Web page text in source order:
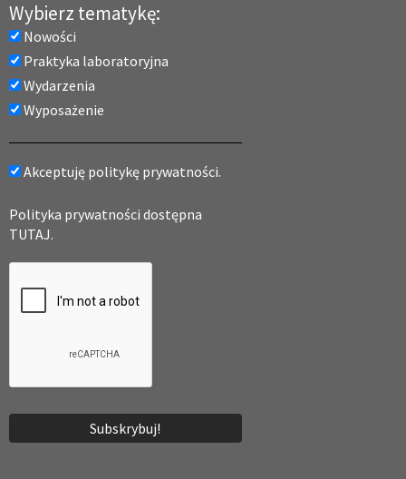
Wybierz tematykę:
Nowości
Praktyka laboratoryjna
Wydarzenia
Wyposażenie
Akceptuję politykę prywatności.
Polityka prywatności dostępna
TUTAJ.